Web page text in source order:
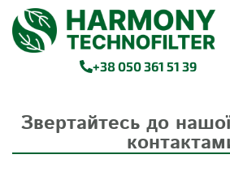
+38 050 361 51 39
Звертайтесь до